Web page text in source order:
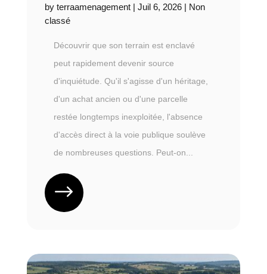
by terraamenagement| Juil 6, 2026| Non
classé
Découvrir que son terrain est enclavé
peut rapidement devenir source
d'inquiétude. Qu'il s'agisse d'un héritage,
d'un achat ancien ou d'une parcelle
restée longtemps inexploitée, l'absence
d'accès direct à la voie publique soulève
de nombreuses questions. Peut-on...